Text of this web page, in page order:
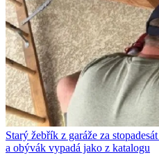
Starý žebřík z garáže za
a obývák vypadá jako z katalogu